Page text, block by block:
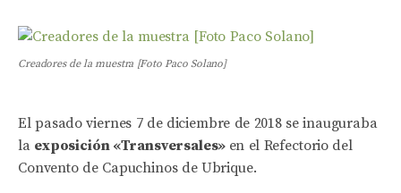
Creadores de la muestra [Foto Paco Solano]
El pasado viernes 7 de diciembre de 2018 se inauguraba
la exposición «Transversales» en el Refectorio del
Convento de Capuchinos de Ubrique.